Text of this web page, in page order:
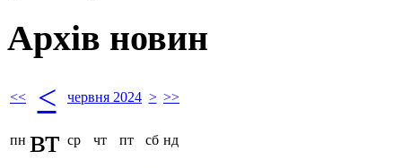
Архів новин
<< < червня 2024 > >>
пн вт ср чт пт сб нд